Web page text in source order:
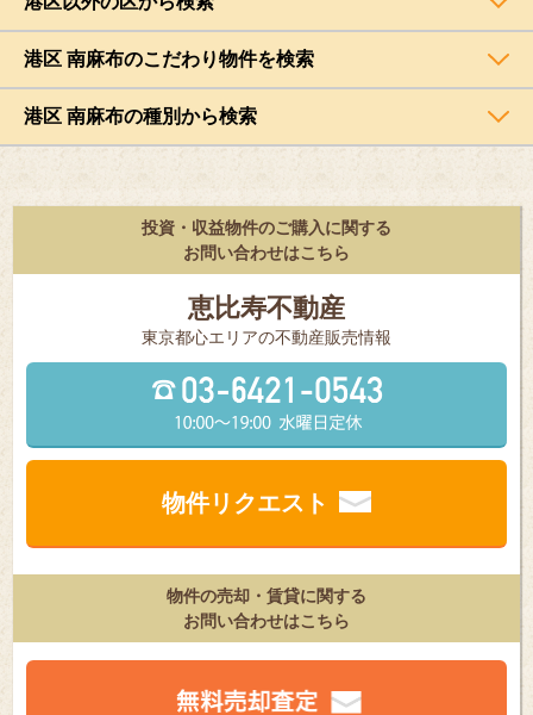
港区 南麻布のこだわり物件を検索
港区 南麻布の種別から検索
投資・収益物件のご購入に関する
お問い合わせはこちら
恵比寿不動産
東京都⼼エリアの不動産販売情報
物件リクエスト
物件の売却・賃貸に関する
お問い合わせはこちら